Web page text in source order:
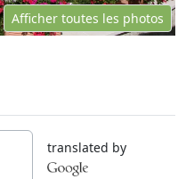
Afficher toutes les photos
translated by